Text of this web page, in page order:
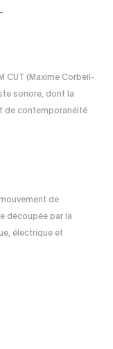
CUT (Maxime Corbeil-
sonore, dont la
de contemporanéité
de
découpée par la
électrique et